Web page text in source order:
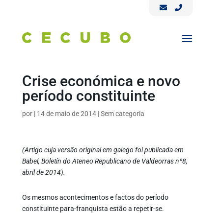
Crise económica e novo
período constituinte
por | 14 de maio de 2014|Sem categoria
(Artigo cuja versão original em galego foi publicada em
Babel, Boletín do Ateneo Republicano de Valdeorras nº8,
abril de 2014).
Os mesmos acontecimentos e factos do período
constituinte para-franquista estão a repetir-se.